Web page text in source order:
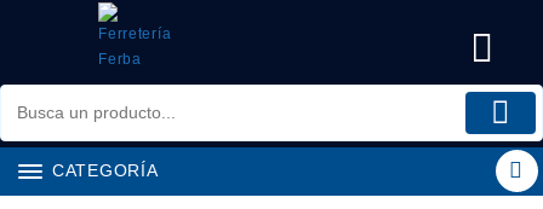
CATEGORÍA